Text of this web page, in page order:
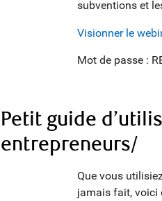
subventions et
Visionner le
Mot de passe :
Petit guide
entrepreneurs/
Que vous
jamais fait, voici